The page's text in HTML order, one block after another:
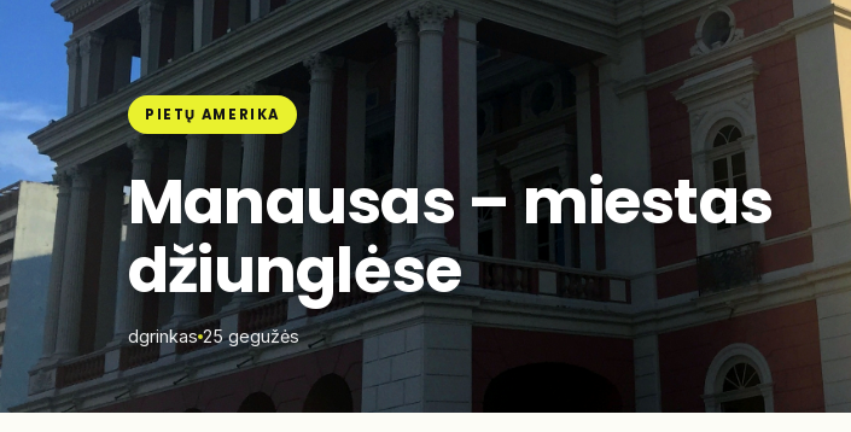
PIETŲ AMERIKA
Manausas – miestas
džiunglėse
dgrinkas 25 gegužės